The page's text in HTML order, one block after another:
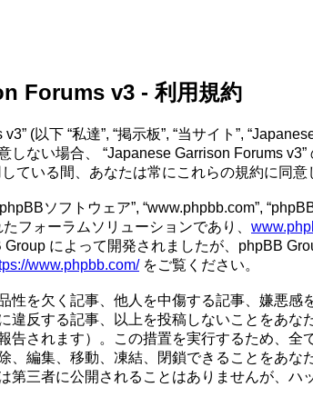
Forums v3 - 利用規約
(以下 “私達”, “掲示板”, “当サイト”,
しない場合、 “Japanese Garrison Forums
ている間、あなたは常にこれらの規約に同意
ソフトウェア”, “www.phpbb.com”,
フォーラムソリューションであり、
Group によって開発されましたが、phpBB
www.phpbb.com/をご覧ください。
性を欠く記事、他人を中傷する記事、嫌悪
違反する記事、以上を投稿しないことをあ
告されます）。この措置を実行するため、全
、編集、移動、凍結、閉鎖できることをあ
第三者に公開されることはありませんが、